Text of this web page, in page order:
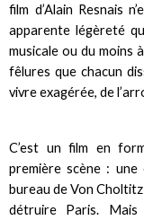
film d’Alain Resnais
apparente légèreté
musicale ou du moins
fêlures que chacun
vivre exagérée, de
C’est un film en
première scène :
bureau de Von
détruire Paris.